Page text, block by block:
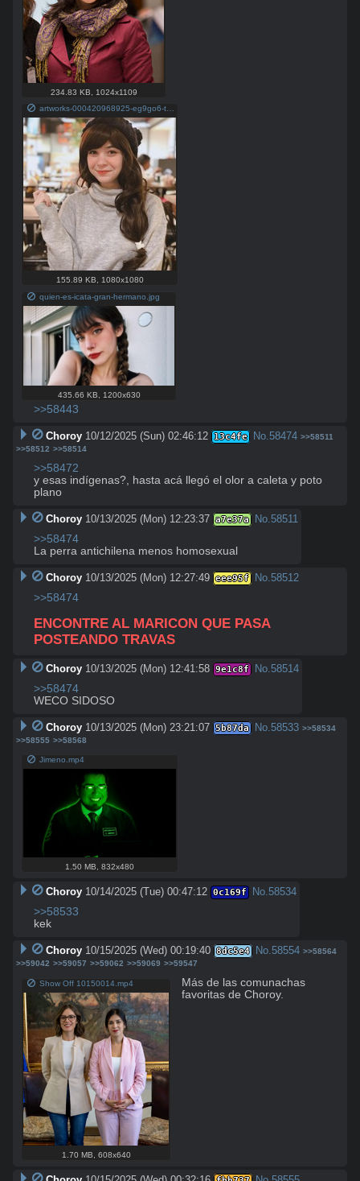
234.83 KB
1024x1109
artworks-000420968925-eg9go6-t1080x1080.jpg
155.89 KB, 1080x1080
quien-es-icata-gran-hermano.jpg
435.66 KB 1200x630
>>58443
Choroy 10/12/2025 (Sun) 02:46:12 13c4fe No.58474 >>58511
>>58512 >>58514
>>58472
y esas indígenas?, hasta acá llegó el olor a caleta y poto
plano
Choroy 10/13/2025 (Mon) 12:23:37 a7e37a No.58511
>>58474
La perra antichilena menos homosexual
Choroy 10/13/2025 (Mon) 12:27:49 eee95f No.58512
>>58474
ENCONTRE AL MARICON QUE PASA
POSTEANDO TRAVAS
Choroy 10/13/2025 (Mon) 12:41:58 9e1c8f No.58514
>>58474
WECO SIDOSO
Choroy 10/13/2025 (Mon) 23:21:07 5b87da No.58533 >>58534
>>58555 >>58568
Jimeno.mp4
1.50 MB ,832x480
Choroy 10/14/2025 (Tue) 00:47:12 0c169f No.58534
>>58533
kek
Choroy 10/15/2025 (Wed) 00:19:40 8dc5e4 No.58554 >>58564
>>59042 >>59057 >>59062 >>59069 >>59547
Show Off 10150014.mp4
1.70 MB 608x640
Más de las comunachas
favoritas de Choroy.